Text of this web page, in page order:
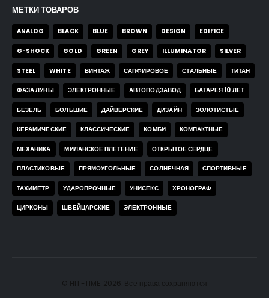
МЕТКИ ТОВАРОВ
ANALOG BLACK BLUE BROWN DESIGN EDIFICE
G-SHOCK GOLD GREEN GREY ILLUMINATOR SILVER
STEEL WHITE ВИНТАЖ САПФИРОВОЕ СТАЛЬНЫЕ ТИТАН
ФАЗА ЛУНЫ ЭЛЕКТРОННЫЕ АВТОПОДЗАВОД БАТАРЕЯ 10 ЛЕТ
БЕЗЕЛЬ БОЛЬШИЕ ДАЙВЕРСКИЕ ДИЗАЙН ЗОЛОТИСТЫЕ
КЕРАМИЧЕСКИЕ КЛАССИЧЕСКИЕ КОМБИ КОМПАКТНЫЕ
МЕХАНИКА МИЛАНСКОЕ ПЛЕТЕНИЕ ОТКРЫТОЕ СЕРДЦЕ
ПЛАСТИКОВЫЕ ПРЯМОУГОЛЬНЫЕ СОЛНЕЧНАЯ СПОРТИВНЫЕ
ТАХИМЕТР УДАРОПРОЧНЫЕ УНИСЕКС ХРОНОГРАФ
ЦИРКОНЫ ШВЕЙЦАРСКИЕ ЭЛЕКТРОННЫЕ
© HIT-TIME. 2026. Все права сохраняются